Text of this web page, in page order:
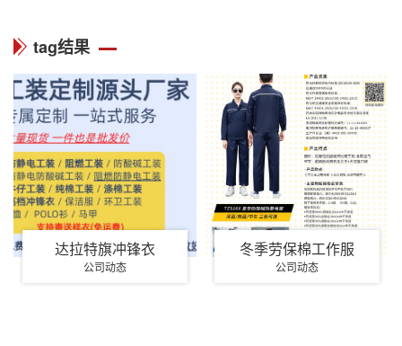
tag结果
达拉特旗冲锋衣
公司动态
冬季劳保棉工作服
公司动态